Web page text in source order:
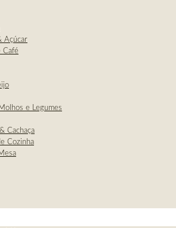
Açúcar
Café
e Legumes
Cachaça
Cozinha